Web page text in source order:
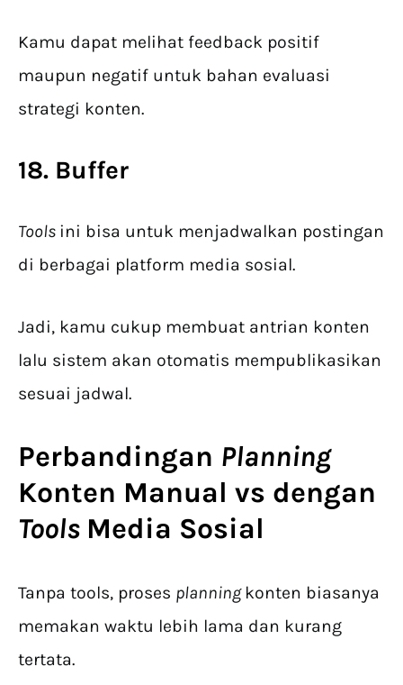
Kamu dapat melihat feedback positif
maupun negatif untuk bahan evaluasi
strategi konten.
18. Buffer
Tools ini bisa untuk menjadwalkan postingan
di berbagai platform media sosial.
Jadi, kamu cukup membuat antrian konten
lalu sistem akan otomatis mempublikasikan
sesuai jadwal.
Perbandingan Planning
Konten Manual vs dengan
Tools Media Sosial
Tanpa tools, proses planning konten biasanya
memakan waktu lebih lama dan kurang
tertata.